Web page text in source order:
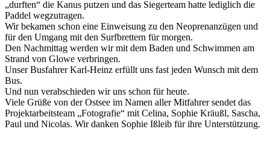
„durften“ die Kanus putzen und das Siegerteam hatte lediglich die
Paddel wegzutragen.
Wir bekamen schon eine Einweisung zu den Neoprenanzügen und
für den Umgang mit den Surfbrettern für morgen.
Den Nachmittag werden wir mit dem Baden und Schwimmen am
Strand von Glowe verbringen.
Unser Busfahrer Karl-Heinz erfüllt uns fast jeden Wunsch mit dem
Bus.
Und nun verabschieden wir uns schon für heute.
Viele Grüße von der Ostsee im Namen aller Mitfahrer sendet das
Projektarbeitsteam „Fotografie“ mit Celina, Sophie Kräußl, Sascha,
Paul und Nicolas. Wir danken Sophie Ißleib für ihre Unterstützung.